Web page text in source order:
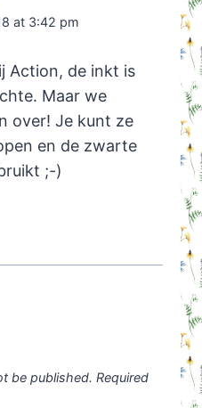
at 3:42 pm
Action, de inkt is
Maar we
over! Je kunt ze
en de zwarte
;-)
be published. Required